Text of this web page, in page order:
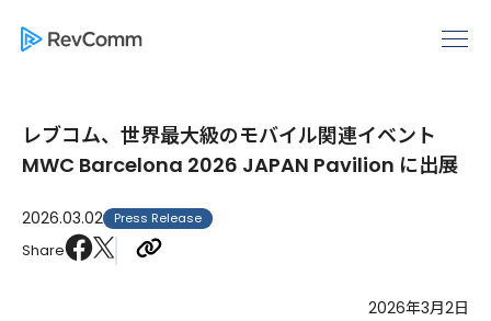
レブコム、世界最大級のモバイル関連イベント
MWC Barcelona 2026 JAPAN Pavilion に出展
2026.03.02 Press Release
Share
2026年3月2日